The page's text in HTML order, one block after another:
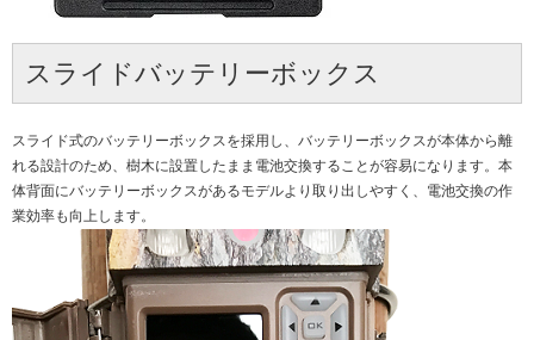
スライドバッテリーボックス
スライド式のバッテリーボックスを採用し、バッテリーボックスが本体から離
れる設計のため、樹木に設置したまま電池交換することが容易になります。本
体背面にバッテリーボックスがあるモデルより取り出しやすく、電池交換の作
業効率も向上します。